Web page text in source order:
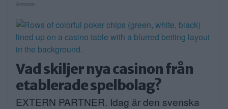
Annons:
Vad skiljer nya casinon från
etablerade spelbolag?
EXTERN PARTNER. Idag är den svenska